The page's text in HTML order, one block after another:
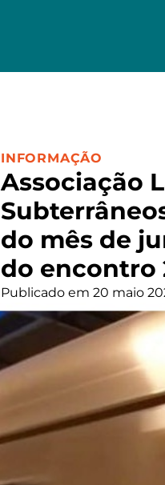
Associação
do mês de
do encontro
CATEGORIA:
INFORMAÇÃO
Publicado em 20 maio